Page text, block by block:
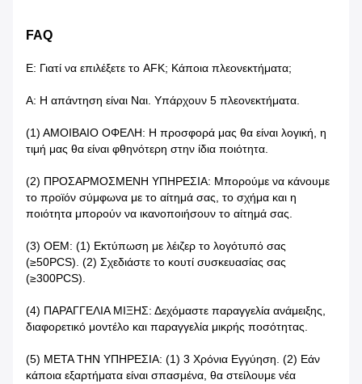
FAQ
Ε: Γιατί να επιλέξετε το AFK; Κάποια πλεονεκτήματα;
Α: Η απάντηση είναι Ναι. Υπάρχουν 5 πλεονεκτήματα.
(1) ΑΜΟΙΒΑΙΟ ΟΦΕΛΗ: Η προσφορά μας θα είναι λογική, η
τιμή μας θα είναι φθηνότερη στην ίδια ποιότητα.
(2) ΠΡΟΣΑΡΜΟΣΜΕΝΗ ΥΠΗΡΕΣΙΑ: Μπορούμε να κάνουμε
το προϊόν σύμφωνα με το αίτημά σας, το σχήμα και η
ποιότητα μπορούν να ικανοποιήσουν το αίτημά σας.
(3) OEM: (1) Εκτύπωση με λέιζερ το λογότυπό σας
(≥50PCS). (2) Σχεδιάστε το κουτί συσκευασίας σας
(≥300PCS).
(4) ΠΑΡΑΓΓΕΛΙΑ ΜΙΞΗΣ: Δεχόμαστε παραγγελία ανάμειξης,
διαφορετικό μοντέλο και παραγγελία μικρής ποσότητας.
(5) ΜΕΤΑ ΤΗΝ ΥΠΗΡΕΣΙΑ: (1) 3 Χρόνια Εγγύηση. (2) Εάν
κάποια εξαρτήματα είναι σπασμένα, θα στείλουμε νέα